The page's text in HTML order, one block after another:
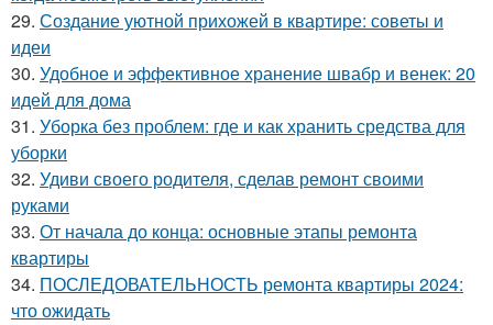
29. Создание уютной прихожей в квартире: советы и
идеи
30. Удобное и эффективное хранение швабр и венек: 20
идей для дома
31. Уборка без проблем: где и как хранить средства для
уборки
32. Удиви своего родителя, сделав ремонт своими
руками
33. От начала до конца: основные этапы ремонта
квартиры
34. ПОСЛЕДОВАТЕЛЬНОСТЬ ремонта квартиры 2024:
что ожидать